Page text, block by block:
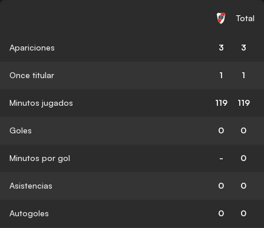
Total
Apariciones 3 3
Once titular 1 1
Minutos jugados 119 119
Goles 0 0
Minutos por gol - 0
Asistencias 0 0
Autogoles 0 0